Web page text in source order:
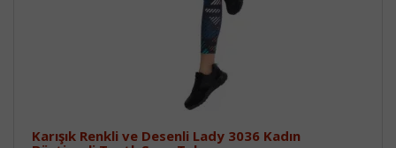
Karışık Renkli ve Desenli Lady 3036 Kadın